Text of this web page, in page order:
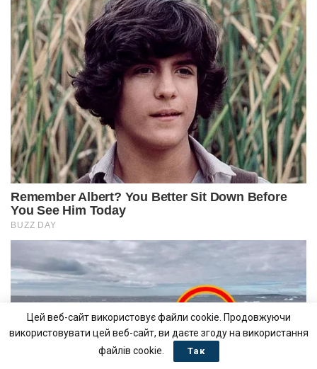
Цей веб-сайт використовує файли cookie. Продовжуючи
використовувати цей веб-сайт, ви даєте згоду на використання
файлів cookie.
Так